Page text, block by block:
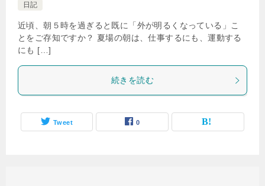
日記
近頃、朝５時を過ぎると既に「外が明るくなっている」こ
とをご存知ですか？ 夏場の朝は、仕事するにも、運動する
にも […]
続きを読む
Tweet 0